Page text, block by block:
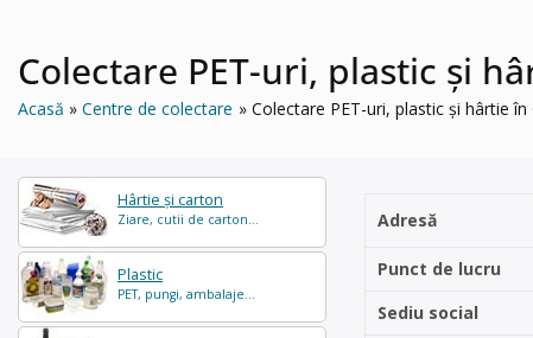
Colectare PET-uri, plastic și
Acasă Centre de colectare Colectare PET-uri, plastic și hârtie
Hârtie și carton
Ziare, cutii de carton...
Plastic
PET, pungi, ambalaje...
Adresă
Punct de lucru
Sediu social